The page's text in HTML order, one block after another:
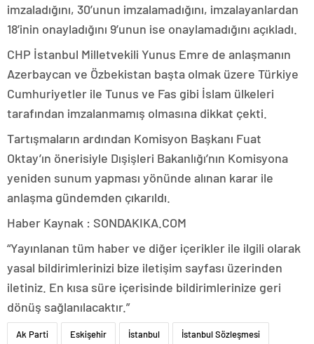
imzaladığını, 30’unun imzalamadığını, imzalayanlardan
18’inin onayladığını 9’unun ise onaylamadığını açıkladı.
CHP İstanbul Milletvekili Yunus Emre de anlaşmanın
Azerbaycan ve Özbekistan başta olmak üzere Türkiye
Cumhuriyetler ile Tunus ve Fas gibi İslam ülkeleri
tarafından imzalanmamış olmasına dikkat çekti.
Tartışmaların ardından Komisyon Başkanı Fuat
Oktay’ın önerisiyle Dışişleri Bakanlığı’nın Komisyona
yeniden sunum yapması yönünde alınan karar ile
anlaşma gündemden çıkarıldı.
Haber Kaynak : SONDAKIKA.COM
“Yayınlanan tüm haber ve diğer içerikler ile ilgili olarak
yasal bildirimlerinizi bize iletişim sayfası üzerinden
iletiniz. En kısa süre içerisinde bildirimlerinize geri
dönüş sağlanılacaktır.”
Ak Parti Eskişehir İstanbul İstanbul Sözleşmesi